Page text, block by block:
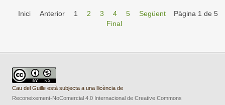
Pàgina 1 de 5
Inici Anterior 1 2 3 4 5
Següent
Final
Cau del Guille està subjecta a una llicència de
Reconeixement-NoComercial 4.0 Internacional de Creative Commons